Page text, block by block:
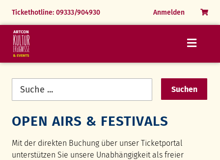
Tickethotline: 09333/904930
Navigation
Anmelden
Vorhandene
Felder
Suchen
OPEN AIRS & FESTIVALS
Mit der direkten Buchung über unser Ticketportal
unterstützen Sie unsere Unabhängigkeit als freier
Menü
24.07.26 Die Zauberflöte
25.07.26 Simply Tina
Rothenburg erleben
Menü
31.07.26 Festliche Operngala
01.08.26 Simply Tina
Parkfest Himmelspforten
Menü
06.06.26 The Magic of Queen
Naturpark Spessart erleben
FAQ
Menü
Markus Grimm
Romane & Hörbücher
History Events